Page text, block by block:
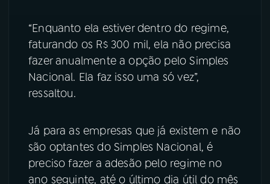
“Enquanto ela estiver dentro do regime,
faturando os R$ 300 mil, ela não precisa
fazer anualmente a opção pelo Simples
Nacional. Ela faz isso uma só vez”,
ressaltou.
Já para as empresas que já existem e não
são optantes do Simples Nacional, é
preciso fazer a adesão pelo regime no
ano seguinte, até o último dia útil do mês